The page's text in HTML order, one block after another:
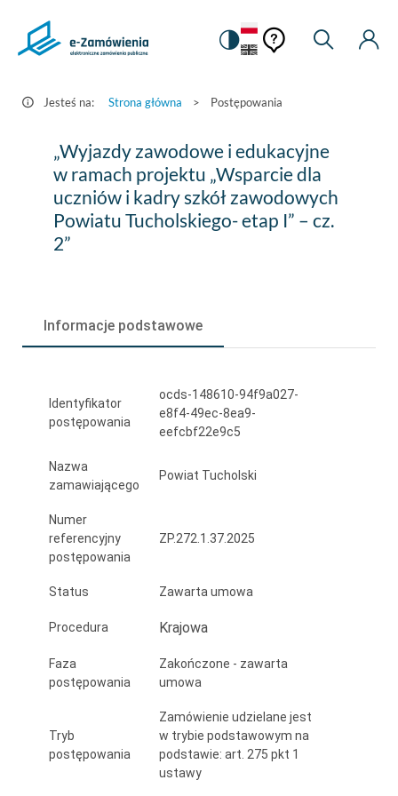
Postępowania
Zamówienia.gov.pl
Zmiana
na
kontrastową
Pomoc
kontekstowa
Pomoc
Moje
Jesteś na: Strona główna > Postępowania
„Wyjazdy
zawodowe
edukacyjne
projektu
„Wsparcie
uczniów
kadry
szkół
zawodowych
Tucholskiego-
etap
„Wyjazdy zawodowe i edukacyjne
w ramach projektu „Wsparcie dla
uczniów i kadry szkół zawodowych
Powiatu Tucholskiego- etap I” – cz.
2”
Informacje podstawowe
Identyfikator
postępowania
ocds-148610-94f9a027-
e8f4-49ec-8ea9-
eefcbf22e9c5
Nazwa
zamawiającego
Powiat Tucholski
Numer
referencyjny
postępowania
ZP.272.1.37.2025
Status Zawarta umowa
Procedura Krajowa
Faza
postępowania
Zakończone - zawarta
umowa
Tryb
postępowania
Zamówienie udzielane jest
w trybie podstawowym na
podstawie: art. 275 pkt 1
ustawy